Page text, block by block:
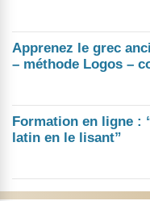
Apprenez le grec
– méthode Logos –
Formation en ligne :
latin en le lisant”